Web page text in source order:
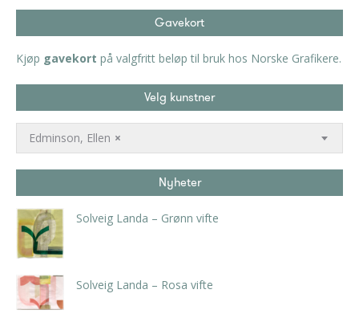
Gavekort
Kjøp gavekort på valgfritt beløp til bruk hos Norske Grafikere.
Velg kunstner
×
Edminson, Ellen
Nyheter
Solveig Landa – Grønn vifte
Solveig Landa – Rosa vifte